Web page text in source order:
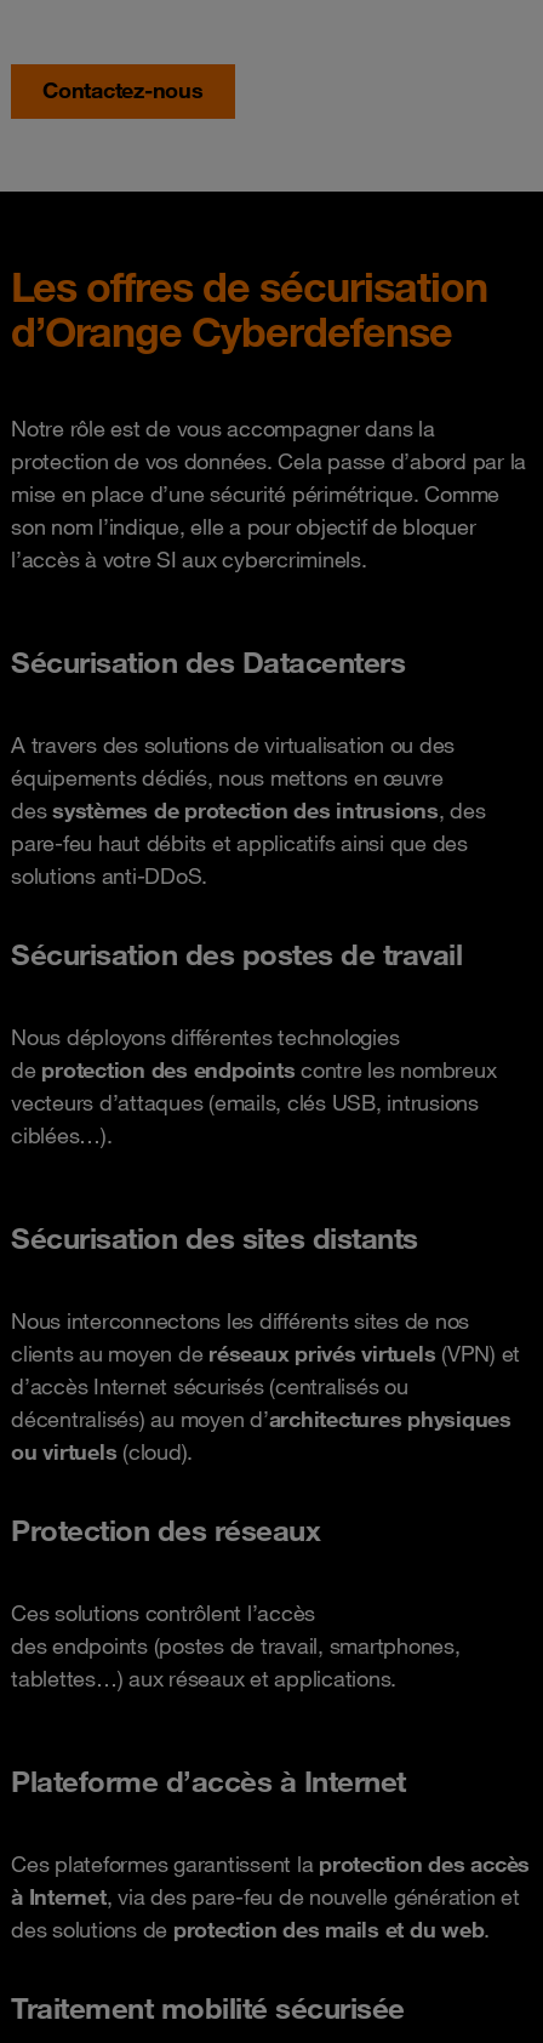
Contactez-nous
Les offres de sécurisation
d’Orange Cyberdefense
Notre rôle est de vous accompagner dans la
protection de vos données. Cela passe d’abord par la
mise en place d’une sécurité périmétrique. Comme
son nom l’indique, elle a pour objectif de bloquer
l’accès à votre SI aux cybercriminels.
Sécurisation des Datacenters
A travers des solutions de virtualisation ou des
équipements dédiés, nous mettons en œuvre
dessystèmes de protection des intrusions, des
pare-feu haut débits et applicatifs ainsi que des
solutions anti-DDoS.
Sécurisation des postes de travail
Nous déployons différentes technologies
de protection des endpoints contre les nombreux
vecteurs d’attaques (emails, clés USB, intrusions
ciblées…).
Sécurisation des sites distants
Nous interconnectons les différents sites de nos
clients au moyen de réseaux privés virtuels (VPN) et
d’accès Internet sécurisés (centralisés ou
décentralisés) au moyen d’architectures physiques
ou virtuels (cloud).
Protection des réseaux
Ces solutions contrôlent l’accès
des endpoints (postes de travail, smartphones,
tablettes…) aux réseaux et applications.
Plateforme d’accès à Internet
Ces plateformes garantissent la protection des accès
à Internet, via des pare-feu de nouvelle génération et
des solutions de protection des mails et du web.
Traitement mobilité sécurisée